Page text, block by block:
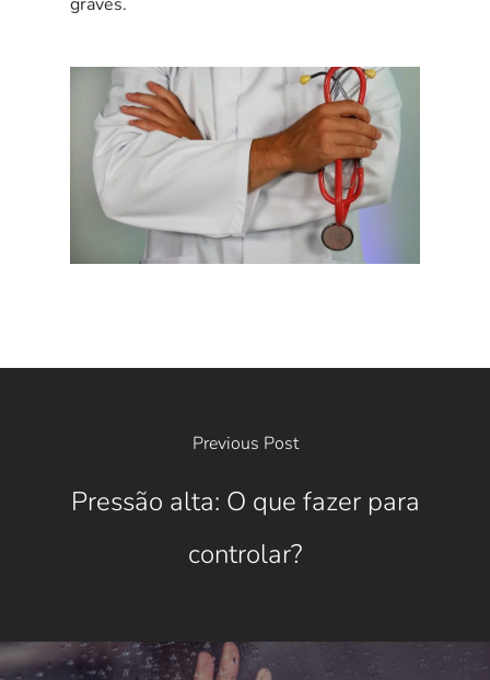
Previous Post
Pressão alta: O que fazer para
controlar?